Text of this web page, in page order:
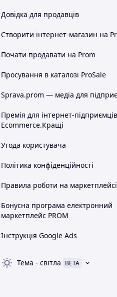
Довідка для продавців
Створити інтернет-магазин на
Почати продавати на Prom
Просування в каталозі ProSale
Sprava.prom — медіа для
Премія для інтернет-підприємців
Ecommerce.Кращі
Угода користувача
Політика конфіденційності
Правила роботи на маркетплейсі
Бонусна програма електронний
маркетплейс PROM
Інструкція Google Ads
Тема - світла BETA